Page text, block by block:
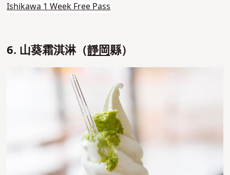
Ishikawa 1 Week Free Pass
6. 山葵霜淇淋（靜岡縣）